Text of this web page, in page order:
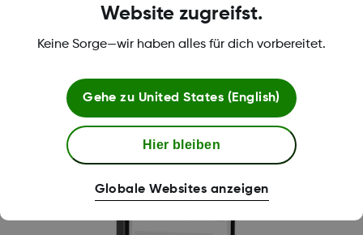
Website zugreifst.
Keine Sorge—wir haben alles für dich vorbereitet.
Gehe zu United States (English)
Hier bleiben
Globale Websites anzeigen